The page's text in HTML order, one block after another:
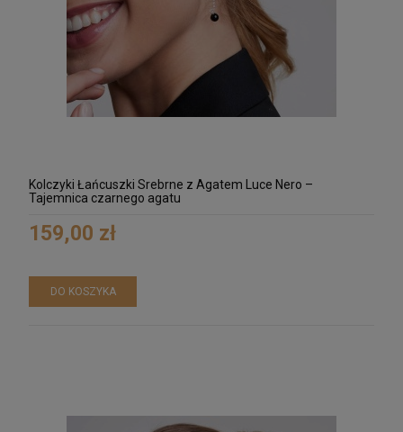
Kolczyki Łańcuszki Srebrne z Agatem Luce Nero –
Tajemnica czarnego agatu
159,00 zł
DO KOSZYKA